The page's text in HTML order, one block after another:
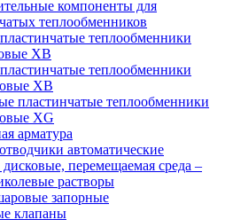
компоненты для
теплообменников
теплообменники
XB
теплообменники
ХВ
пластинчатые теплообменники
ХG
арматура
автоматические
перемещаемая среда –
растворы
запорные
клапаны